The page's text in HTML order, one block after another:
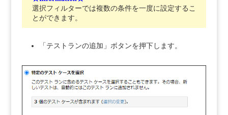
選択フィルターでは複数の条件を一度に設定するこ
とができます。
「テストランの追加」ボタンを押下します。